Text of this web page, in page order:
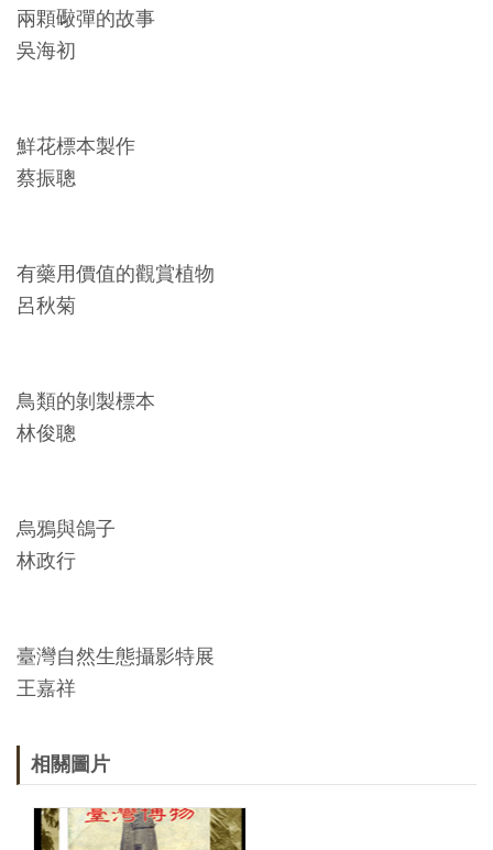
Ind
on
esi
Tiế
ng
兩顆礮彈的故事
吳海初
鮮花標本製作
蔡振聰
有藥用價值的觀賞植物
呂秋菊
鳥類的剝製標本
林俊聰
烏鴉與鴿子
林政行
臺灣自然生態攝影特展
王嘉祥
相關圖片